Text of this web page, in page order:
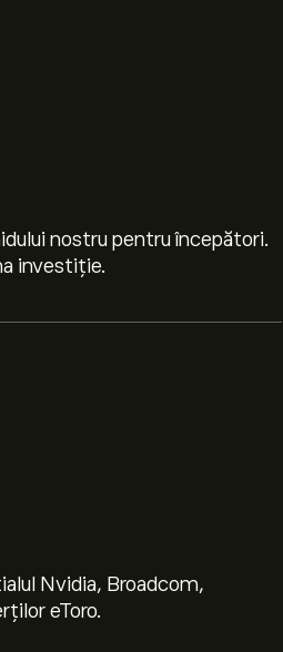
nostru pentru începători.
investiție.
Nvidia, Broadcom,
eToro.